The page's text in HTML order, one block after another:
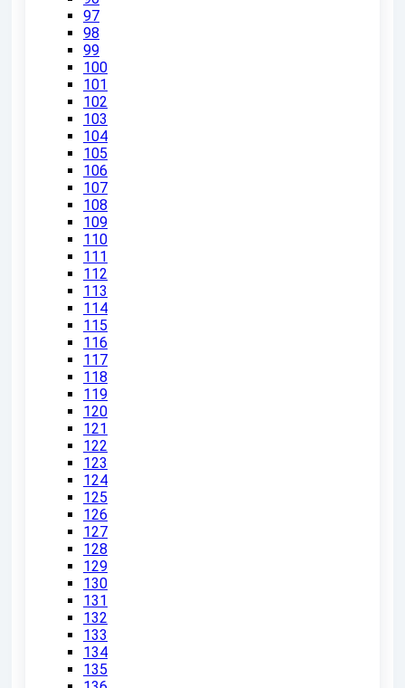
97
98
99
100
101
102
103
104
105
106
107
108
109
110
111
112
113
114
115
116
117
118
119
120
121
122
123
124
125
126
127
128
129
130
131
132
133
134
135